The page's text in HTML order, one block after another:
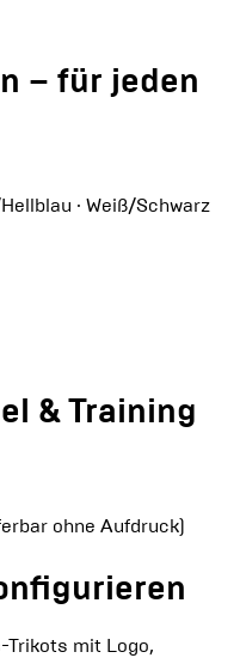
– für jeden
· Weiß/Schwarz
& Training
ohne Aufdruck)
Trikots mit Logo,